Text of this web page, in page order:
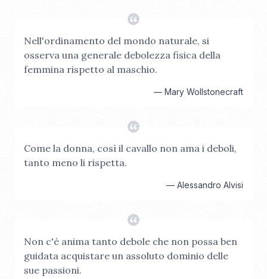
Nell'ordinamento del mondo naturale, si
osserva una generale debolezza fisica della
femmina rispetto al maschio.
— Mary Wollstonecraft
Come la donna, così il cavallo non ama i deboli,
tanto meno li rispetta.
— Alessandro Alvisi
Non c'è anima tanto debole che non possa ben
guidata acquistare un assoluto dominio delle
sue passioni.